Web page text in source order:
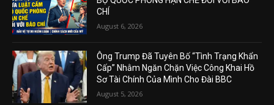
CHÍ
August 6, 2026
Ông Trump Đã Tuyên Bố “Tình Trạng Khẩn
Cấp” Nhằm Ngăn Chặn Việc Công Khai Hồ
Sơ Tài Chính Của Mình Cho Đài BBC
August 5, 2026